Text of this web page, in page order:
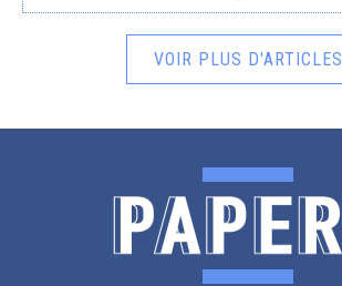
VOIR PLUS D'ARTICLES